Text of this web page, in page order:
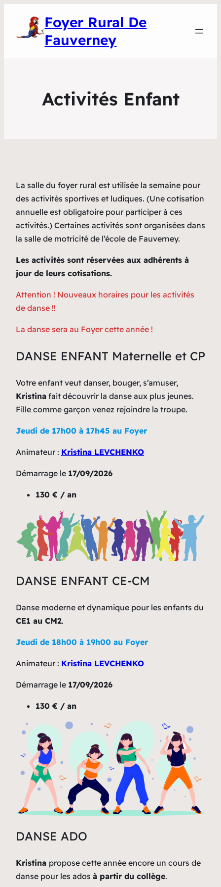
Foyer Rural De
Fauverney
Activités Enfant
La salle du foyer rural est utilisée la semaine pour
des activités sportives et ludiques. (Une cotisation
annuelle est obligatoire pour participer à ces
activités.) Certaines activités sont organisées dans
la salle de motricité de l’école de Fauverney.
Les activités sont réservées aux adhérents à
jour de leurs cotisations.
Attention ! Nouveaux horaires pour les activités
de danse !!
La danse sera au Foyer cette année !
DANSE ENFANT Maternelle et CP
Votre enfant veut danser, bouger, s’amuser,
Kristina fait découvrir la danse aux plus jeunes.
Fille comme garçon venez rejoindre la troupe.
Jeudi de 17h00 à 17h45 au Foyer
Animateur : Kristina LEVCHENKO
Démarrage le 17/09/2026
130 € / an
DANSE ENFANT CE-CM
Danse moderne et dynamique pour les enfants du
CE1 au CM2.
Jeudi de 18h00 à 19h00 au Foyer
Animateur : Kristina LEVCHENKO
Démarrage le 17/09/2026
130 € / an
DANSE ADO
Kristina propose cette année encore un cours de
danse pour les ados à partir du collège.